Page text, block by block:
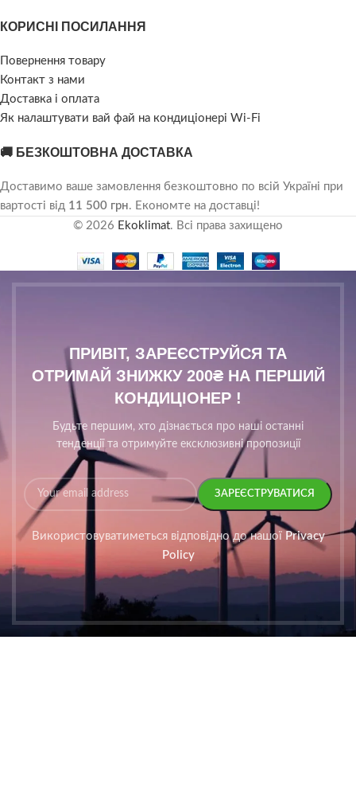
КОРИСНІ ПОСИЛАННЯ
Повернення товару
Контакт з нами
Доставка і оплата
Як налаштувати вай фай на кондиціонері Wi-Fi
🚚 БЕЗКОШТОВНА ДОСТАВКА
Доставимо ваше замовлення безкоштовно по всій Україні при
вартості від 11 500 грн. Економте на доставці!
© 2026 Ekoklimat. Всі права захищено
ПРИВІТ, ЗАРЕЄСТРУЙСЯ ТА
ОТРИМАЙ ЗНИЖКУ 200₴ НА ПЕРШИЙ
КОНДИЦІОНЕР !
Будьте першим, хто дізнається про наші останні
тенденції та отримуйте ексклюзивні пропозиції
Використовуватиметься відповідно до нашої Privacy
Policy